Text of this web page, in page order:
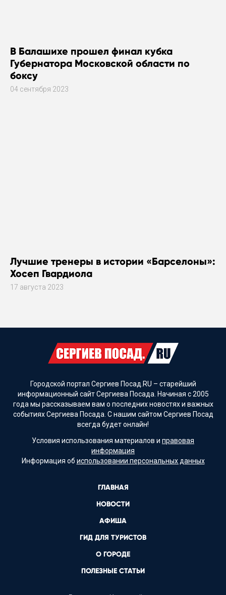
В Балашихе прошел финал кубка
Губернатора Московской области по
боксу
04 сентября 2023
Лучшие тренеры в истории «Барселоны»:
Хосеп Гвардиола
17 августа 2023
Городской портал Сергиев Посад.RU – старейший
информационный сайт Сергиева Посада. Начиная с 2005
года мы рассказываем вам о последних новостях и важных
событиях Сергиева Посада. С нашим сайтом Сергиев Посад
всегда будет онлайн!
Условия использования материалов и правовая
информация
Информация об использовании персональных данных
ГЛАВНАЯ
НОВОСТИ
АФИША
ГИД ДЛЯ ТУРИСТОВ
О ГОРОДЕ
ПОЛЕЗНЫЕ СТАТЬИ